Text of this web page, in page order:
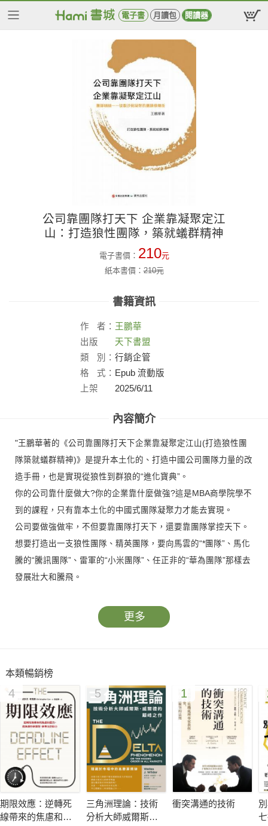
電子書 月讀包 閱讀器
公司靠團隊打天下 企業靠凝聚定江
山：打造狼性團隊，築就蟻群精神
電子書價： 210元
紙本書價：210元
書籍資訊
作 者： 王鵬華
出版
社：
天下書盟
類
別： 行銷企管
格
式： Epub 流動版
上架
2025/6/11
內容簡介
"王鵬華著的《公司靠團隊打天下企業靠凝聚定江山(打造狼性團
隊築就蟻群精神)》是提升本土化的、打造中國公司團隊力量的改
造手冊，也是實現從狼性到群狼的“進化寶典”。
你的公司靠什麼做大?你的企業靠什麼做強?這是MBA商學院學不
到的課程，只有靠本土化的中國式團隊凝聚力才能去實現。
公司要做強做牢，不但要靠團隊打天下，還要靠團隊掌控天下。
想要打造出一支狼性團隊、精英團隊，要向馬雲的“*團隊”、馬化
騰的“騰訊團隊”、雷軍的“小米團隊”、任正非的“華為團隊”那樣去
發展壯大和騰飛。
要眾狼一心，具備強大的凝聚力，向喬布斯的“蘋果團隊”、雷·羅
的“麥當勞團隊”、菲爾·奈特的“耐團隊”那樣去創新，去管理，去
更多
本類暢銷榜
4
期限效應：逆轉死
線帶來的焦慮和壓
5
三角洲理論：技術
分析大師威爾斯．
1
衝突溝通的技術